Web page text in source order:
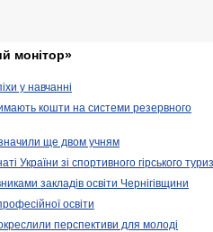
монітор»
у навчанні
кошти на системи резервного
ще двом учням
України зі спортивного гірського
закладів освіти Чернігівщини
освіти
перспективи для молоді